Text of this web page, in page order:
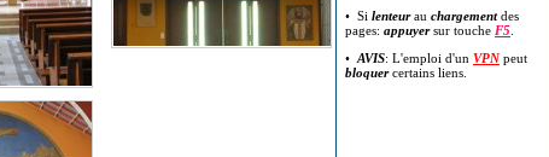
• Si lenteurau chargementdes
pages: appuyersur touche F5
• AVIS: L'emploi d'un VPNpeut
bloquercertains liens.